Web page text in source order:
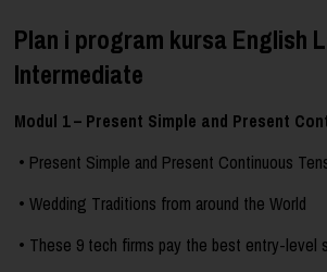
Plan i program kursa English
Intermediate
Modul 1 – Present Simple and Present
• Present Simple and Present Continuous
• Wedding Traditions from around the World
• These 9 tech firms pay the best entry-level